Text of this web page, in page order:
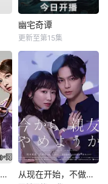
幽宅奇谭
更新至第15集
如果不良激战区的四天王转生成了偶像团体？ 从现在开始，不做朋友了吧。